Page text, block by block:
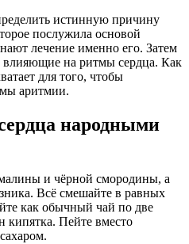
истинную причину
послужила основой
лечение именно его. Затем
влияющие на ритмы сердца. Как
для того, чтобы
аритмии.
народными
и чёрной смородины, а
Всё смешайте в равных
как обычный чай по две
кипятка. Пейте вместо